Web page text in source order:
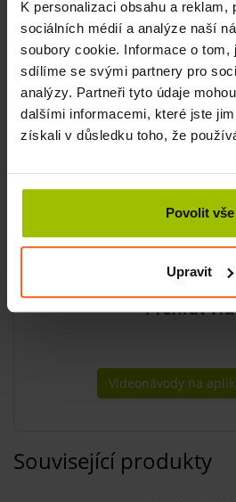
K personalizaci obsahu a reklam,
sociálních médií a analýze naší
soubory cookie. Informace o tom,
sdílíme se svými partnery pro
analýzy. Partneři tyto údaje
dalšími informacemi, které jste
získali v důsledku toho, že
Povolit vše
Upravit
teplota 15 – 25 °C.
Naučte se tejpovat
tejpovacím návodům
Videonávody na
Související produkty